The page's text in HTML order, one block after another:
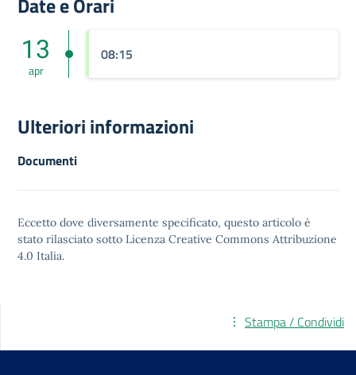
13
apr
08:15
Ulteriori informazioni
Documenti
Eccetto dove diversamente specificato, questo articolo è
stato rilasciato sotto Licenza Creative Commons Attribuzione
4.0 Italia.
Stampa / Condividi